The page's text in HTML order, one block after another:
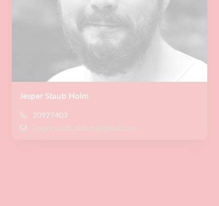
Jesper Staub Holm
20927403